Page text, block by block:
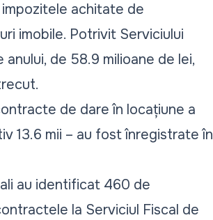
achitate de
imobile. Potrivit Serviciului
anului, de 58.9 milioane de lei,
de dare în locațiune a
13.6 mii – au fost înregistrate în
au identificat 460 de
la Serviciul Fiscal de